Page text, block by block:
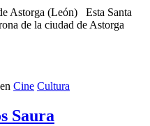
Astorga (León) Esta Santa
de la ciudad de Astorga
en Cine Cultura
Saura